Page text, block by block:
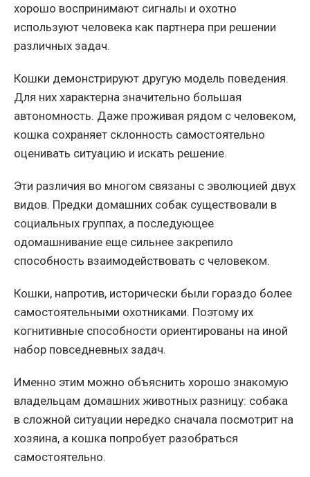
хорошо воспринимают сигналы и охотно
используют человека как партнера при решении
различных задач.
Кошки демонстрируют другую модель поведения.
Для них характерна значительно большая
автономность. Даже проживая рядом с человеком,
кошка сохраняет склонность самостоятельно
оценивать ситуацию и искать решение.
Эти различия во многом связаны с эволюцией двух
видов. Предки домашних собак существовали в
социальных группах, а последующее
одомашнивание еще сильнее закрепило
способность взаимодействовать с человеком.
Кошки, напротив, исторически были гораздо более
самостоятельными охотниками. Поэтому их
когнитивные способности ориентированы на иной
набор повседневных задач.
Именно этим можно объяснить хорошо знакомую
владельцам домашних животных разницу: собака
в сложной ситуации нередко сначала посмотрит на
хозяина, а кошка попробует разобраться
самостоятельно.